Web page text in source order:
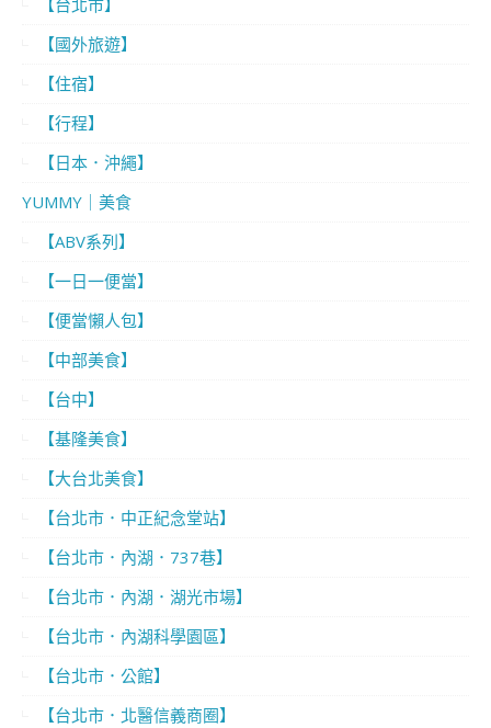
【台北市】
【國外旅遊】
【住宿】
【行程】
【日本．沖繩】
YUMMY｜美食
【ABV系列】
【一日一便當】
【便當懶人包】
【中部美食】
【台中】
【基隆美食】
【大台北美食】
【台北市．中正紀念堂站】
【台北市．內湖．737巷】
【台北市．內湖．湖光市場】
【台北市．內湖科學園區】
【台北市．公館】
【台北市．北醫信義商圈】